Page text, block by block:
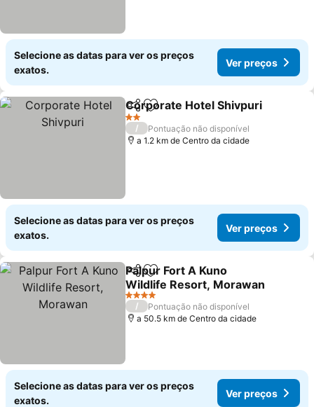
Selecione as datas para ver os preços
exatos.
Ver preços
PartilharAdicionar aos favoritos
Corporate Hotel Shivpuri
2 Estrelas
/
Pontuação não disponível
a 1.2 km de Centro da cidade
Selecione as datas para ver os preços
exatos.
Ver preços
PartilharAdicionar aos favoritos
Palpur Fort A Kuno
Wildlife Resort, Morawan
Ver preços
4 Estrelas
/
Pontuação não disponível
a 50.5 km de Centro da cidade
Selecione as datas para ver os preços
exatos.
Ver preços